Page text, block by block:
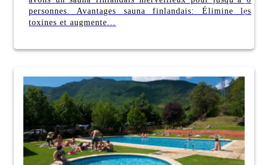
personnes. Avantages sauna finlandais: Élimine les
toxines et augmente...